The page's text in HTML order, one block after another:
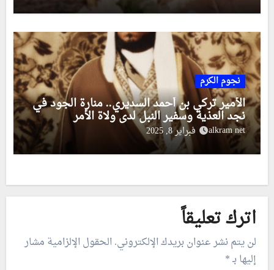
نجوم الكرم
الأمير تركي بن أحمد السديري.. منارة الجود في
نجد العذية وسفير النبل لدى ولاة الأمر
alkram net فبراير 8, 2025
اترك تعليقاً
لن يتم نشر عنوان بريدك الإلكتروني. الحقول الإلزامية مشار
إليها بـ*